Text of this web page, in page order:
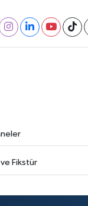
ve Fikstür